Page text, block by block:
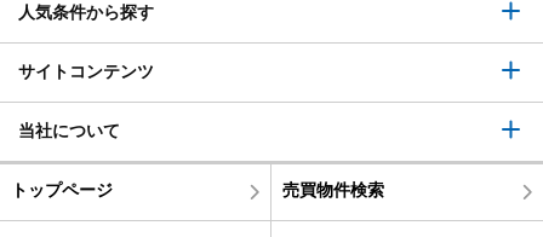
人気条件から探す
サイトコンテンツ
当社について
トップページ 売買物件検索